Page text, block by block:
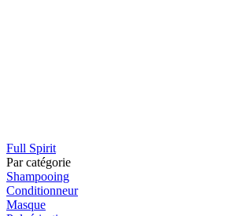
Full Spirit
Par catégorie
Shampooing
Conditionneur
Masque